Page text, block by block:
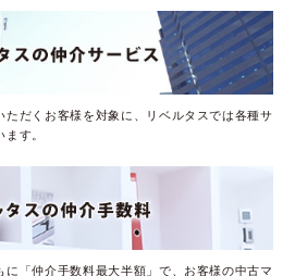
ただくお客様を対象に、リベルタスでは各種サ
す。
に「仲介手数料最大半額」で、お客様の中古マ